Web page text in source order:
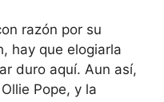
razón por su
hay que elogiarla
duro aquí. Aun así,
Pope, y la